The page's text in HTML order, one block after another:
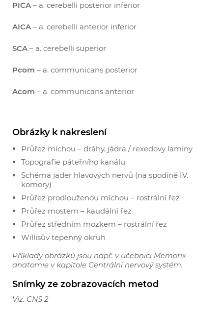
PICA – a. cerebelli posterior inferior
AICA – a. cerebelli anterior inferior
SCA – a. cerebelli superior
Pcom – a. communicans posterior
Acom – a. communicans anterior
Obrázky k nakreslení
Průřez míchou – dráhy, jádra / rexedovy laminy
Topografie páteřního kanálu
Schéma jader hlavových nervů (na spodině IV.
komory)
Průřez prodlouženou míchou – rostrální řez
Průřez mostem – kaudální řez
Průřez středním mozkem – rostrální řez
Willisův tepenný okruh
Příklady obrázků jsou např. v učebnici Memorix
anatomie v kapitole Centrální nervový systém.
Snímky ze zobrazovacích metod
Viz. CNS 2